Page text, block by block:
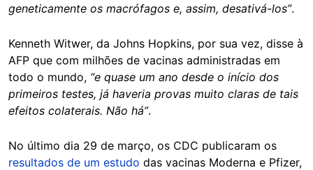
geneticamente os macrófagos e, assim, desativá-los”.
Kenneth Witwer, da Johns Hopkins, por sua vez, disse à
AFP que com milhões de vacinas administradas em
todo o mundo, “e quase um ano desde o início dos
primeiros testes, já haveria provas muito claras de tais
efeitos colaterais. Não há”.
No último dia 29 de março, os CDC publicaram os
resultados de um estudo das vacinas Moderna e Pfizer,